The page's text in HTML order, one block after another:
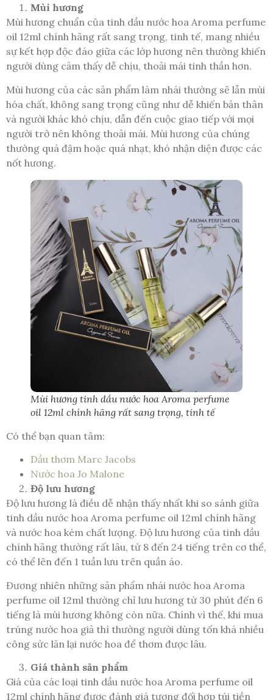
Mùi hương
Mùi hương chuẩn của tinh dầu nước hoa Aroma perfume
oil 12ml chính hãng rất sang trọng, tinh tế, mang nhiều
sự kết hợp độc đáo giữa các lớp hương nên thường khiến
người dùng cảm thấy dễ chịu, thoải mái tinh thần hơn.
Mùi hương của các sản phẩm làm nhái thường sẽ lẫn mùi
hóa chất, không sang trọng cũng như dễ khiến bản thân
và người khác khó chịu, dẫn đến cuộc giao tiếp với mọi
người trở nên không thoải mái. Mùi hương của chúng
thường quá đậm hoặc quá nhạt, khó nhận diện được các
nốt hương.
Mùi hương tinh dầu nước hoa Aroma perfume
oil 12ml chính hãng rất sang trọng, tinh tế
Có thể bạn quan tâm:
Dầu thơm Marc Jacobs
Nước hoa Jo Malone
Độ lưu hương
Độ lưu hương là điều dễ nhận thấy nhất khi so sánh giữa
tinh dầu nước hoa Aroma perfume oil 12ml chính hãng
và nước hoa kém chất lượng. Độ lưu hương của tinh dầu
chính hãng thường rất lâu, từ 8 đến 24 tiếng trên cơ thể,
có thể lên đến 1 tuần lưu trên quần áo.
Đương nhiên những sản phẩm nhái nước hoa Aroma
perfume oil 12ml thường chỉ lưu hương từ 30 phút đến 6
tiếng là mùi hương không còn nữa. Chính vì thế, khi mua
trúng nước hoa giả thì thường người dùng tốn khá nhiều
công sức lăn lại nước hoa để thơm được lâu.
Giá thành sản phẩm
Giá của các loại tinh dầu nước hoa Aroma perfume oil
12ml chính hãng được đánh giá tương đối hợp túi tiền